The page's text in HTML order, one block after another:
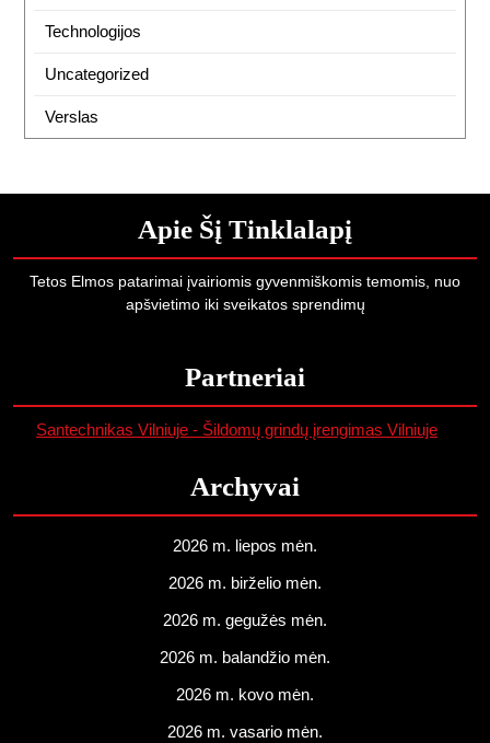
Technologijos
Uncategorized
Verslas
Apie Šį Tinklalapį
Tetos Elmos patarimai įvairiomis gyvenmiškomis temomis, nuo
apšvietimo iki sveikatos sprendimų
Partneriai
Santechnikas Vilniuje - Šildomų grindų įrengimas Vilniuje
Archyvai
2026 m. liepos mėn.
2026 m. birželio mėn.
2026 m. gegužės mėn.
2026 m. balandžio mėn.
2026 m. kovo mėn.
2026 m. vasario mėn.